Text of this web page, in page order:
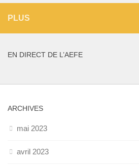
PLUS
EN DIRECT DE L’AEFE
ARCHIVES
mai 2023
avril 2023